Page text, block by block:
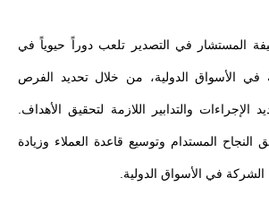
المستشار في التصدير تلعب دوراً حيوياً في
في الأسواق الدولية، من خلال تحديد الفرص
الإجراءات والتدابير اللازمة لتحقيق الأهداف.
المستدام وتوسيع قاعدة العملاء وزيادة
في الأسواق الدولية.